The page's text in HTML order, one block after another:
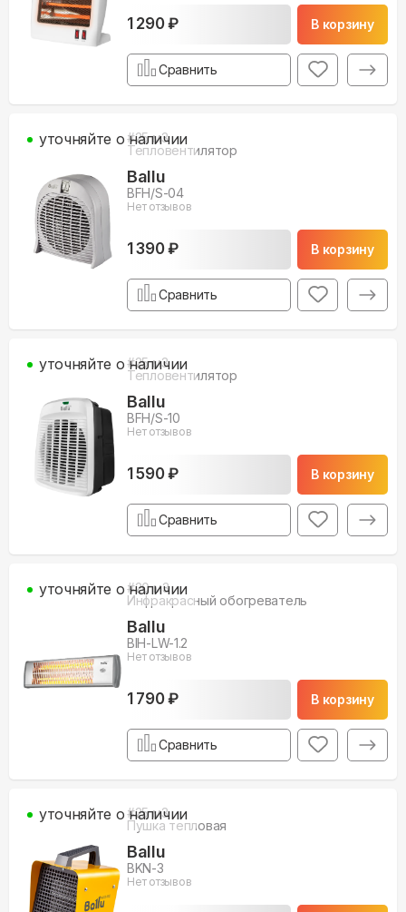
1 290 ₽ В корзину
Сравнить
#25м3
Тепловентилятор
Ballu
BFH/S-04
Нет отзывов
1 390 ₽ В корзину
уточняйте о наличии
Сравнить
#25м3
Тепловентилятор
Ballu
BFH/S-10
Нет отзывов
1 590 ₽ В корзину
уточняйте о наличии
Сравнить
#20м3
Инфракрасный обогреватель
Ballu
BIH-LW-1.2
Нет отзывов
1 790 ₽ В корзину
уточняйте о наличии
Сравнить
#25м3
Пушка тепловая
Ballu
BKN-3
Нет отзывов
уточняйте о наличии